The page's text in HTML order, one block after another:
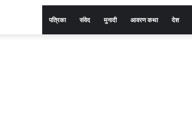
पत्रिका संवेद मुनादी आवरण कथा देश